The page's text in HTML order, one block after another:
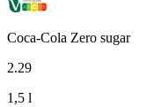
Coca-Cola Zero sugar
2.29
1,5 l